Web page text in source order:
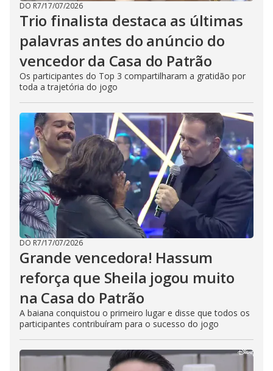
DO R7/17/07/2026
Trio finalista destaca as últimas
palavras antes do anúncio do
vencedor da Casa do Patrão
Os participantes do Top 3 compartilharam a gratidão por
toda a trajetória do jogo
DO R7/17/07/2026
Grande vencedora! Hassum
reforça que Sheila jogou muito
na Casa do Patrão
A baiana conquistou o primeiro lugar e disse que todos os
participantes contribuíram para o sucesso do jogo